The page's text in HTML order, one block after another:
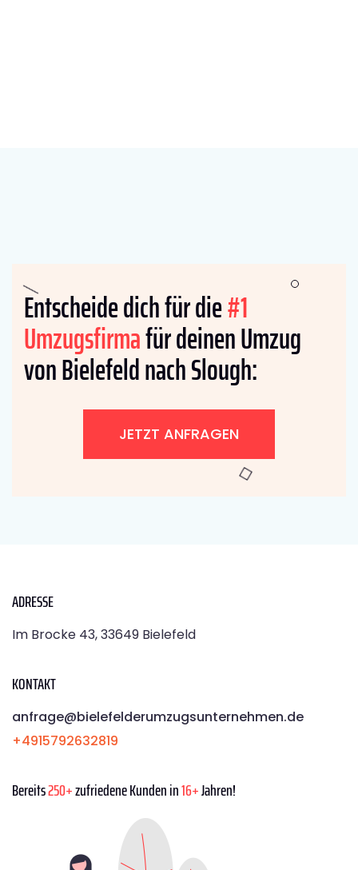
Entscheide dich für die#1
Umzugsfirmafür deinen Umzug
von Bielefeld nach Slough:
JETZT ANFRAGEN
ADRESSE
Im Brocke 43, 33649 Bielefeld
KONTAKT
anfrage@bielefelderumzugsunternehmen.de
+4915792632819
Bereits250+zufriedene Kunden in16+Jahren!